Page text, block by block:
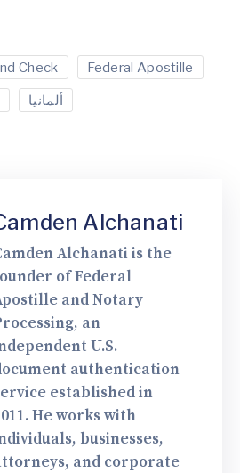
Check Federal Apostille
ألمانيا
Alchanati
Alchanati is the
of Federal
and Notary
an
U.S.
authentication
established in
He works with
businesses,
and corporate